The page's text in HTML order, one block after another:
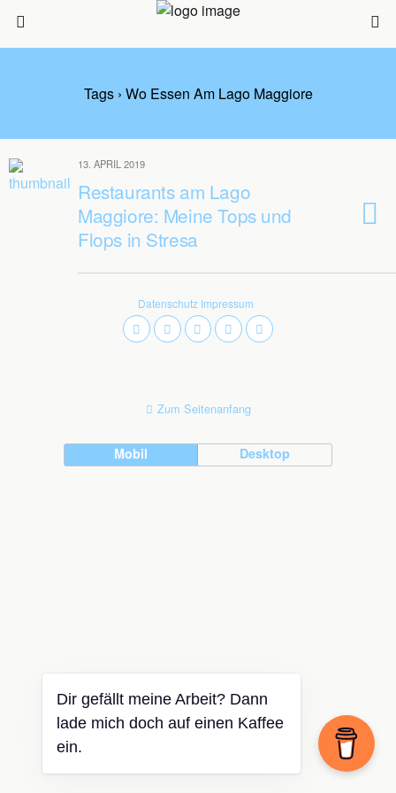
Tags › Wo Essen Am Lago Maggiore
13. APRIL 2019
Restaurants am Lago
Maggiore: Meine Tops und
Flops in Stresa
Datenschutz Impressum
Zum Seitenanfang
Mobil Desktop
Dir gefällt meine Arbeit? Dann
lade mich doch auf einen Kaffee
ein.